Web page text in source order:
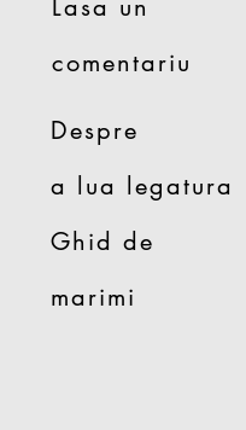
Lasa un
comentariu
Despre
a lua legatura
Ghid de
marimi